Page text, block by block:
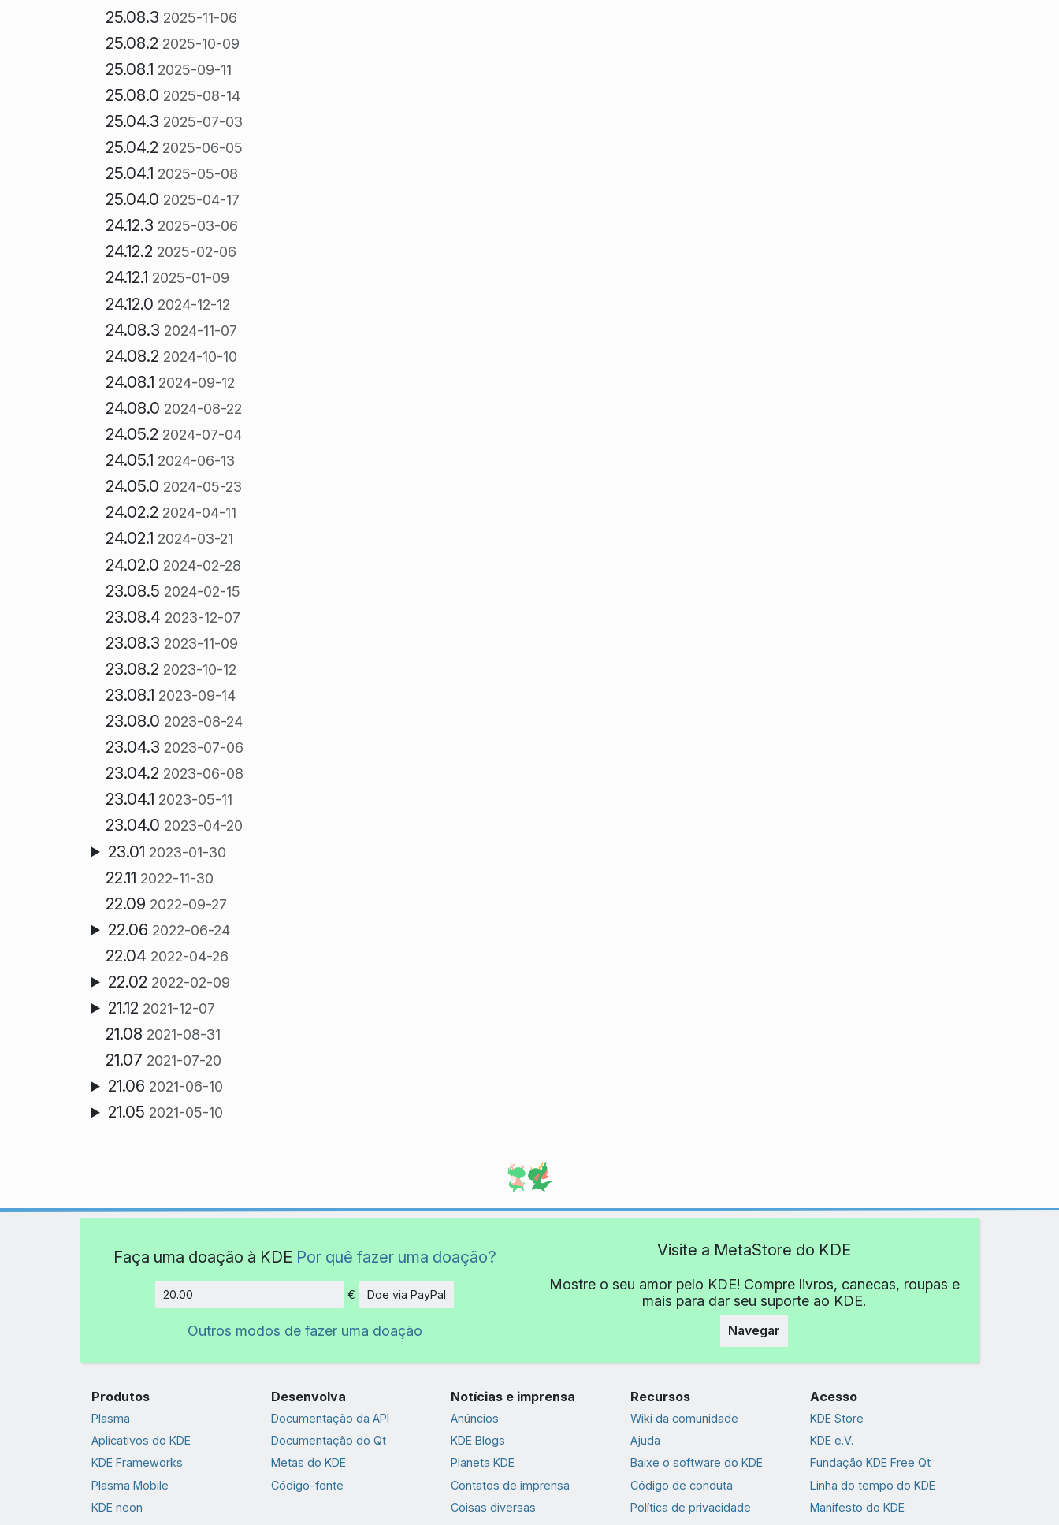
25.08.3 2025-11-06
25.08.2 2025-10-09
25.08.1 2025-09-11
25.08.0 2025-08-14
25.04.3 2025-07-03
25.04.2 2025-06-05
25.04.1 2025-05-08
25.04.0 2025-04-17
24.12.3 2025-03-06
24.12.2 2025-02-06
24.12.1 2025-01-09
24.12.0 2024-12-12
24.08.3 2024-11-07
24.08.2 2024-10-10
24.08.1 2024-09-12
24.08.0 2024-08-22
24.05.2 2024-07-04
24.05.1 2024-06-13
24.05.0 2024-05-23
24.02.2 2024-04-11
24.02.1 2024-03-21
24.02.0 2024-02-28
23.08.5 2024-02-15
23.08.4 2023-12-07
23.08.3 2023-11-09
23.08.2 2023-10-12
23.08.1 2023-09-14
23.08.0 2023-08-24
23.04.3 2023-07-06
23.04.2 2023-06-08
23.04.1 2023-05-11
23.04.0 2023-04-20
23.01 2023-01-30
22.11 2022-11-30
22.09 2022-09-27
22.06 2022-06-24
22.04 2022-04-26
22.02 2022-02-09
21.12 2021-12-07
21.08 2021-08-31
21.07 2021-07-20
21.06 2021-06-10
21.05 2021-05-10
Faça uma doação à KDE Por quê fazer uma doação?
Quantidade
€ Doe via PayPal
Outros modos de fazer uma doação
Visite a MetaStore do KDE
Mostre o seu amor pelo KDE! Compre livros, canecas, roupas e
mais para dar seu suporte ao KDE.
Navegar
Produtos
Plasma
Aplicativos do KDE
KDE Frameworks
Plasma Mobile
KDE neon
Desenvolva
Documentação da API
Documentação do Qt
Metas do KDE
Código-fonte
Notícias e imprensa
Anúncios
KDE Blogs
Planeta KDE
Contatos de imprensa
Coisas diversas
Recursos
Wiki da comunidade
Ajuda
Baixe o software do KDE
Código de conduta
Política de privacidade
Acesso
KDE Store
KDE e.V.
Fundação KDE Free Qt
Linha do tempo do KDE
Manifesto do KDE